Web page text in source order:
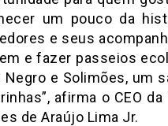
um pouco da
e seus
e fazer passeios
Negro e Solimões, um
afirma o CEO
de Araújo Lima Jr.